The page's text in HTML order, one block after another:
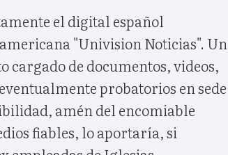
el digital español
"Univision Noticias". Un
cargado de documentos, videos,
probatorios en sede
amén del encomiable
fiables, lo aportaría, si